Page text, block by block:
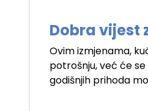
Dobra vijest
Ovim izmjenama,
potrošnju, već će
godišnjih prihoda